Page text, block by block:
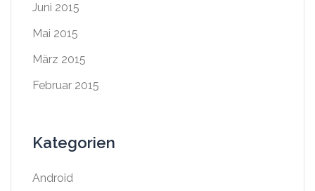
Juni 2015
Mai 2015
März 2015
Februar 2015
Kategorien
Android